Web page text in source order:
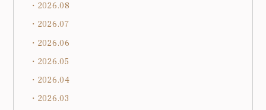
2026.08
2026.07
2026.06
2026.05
2026.04
2026.03